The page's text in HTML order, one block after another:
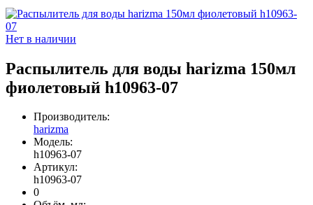
Нет в наличии
Распылитель для воды harizma 150мл
фиолетовый h10963-07
Производитель:
harizma
Модель:
h10963-07
Артикул:
h10963-07
0